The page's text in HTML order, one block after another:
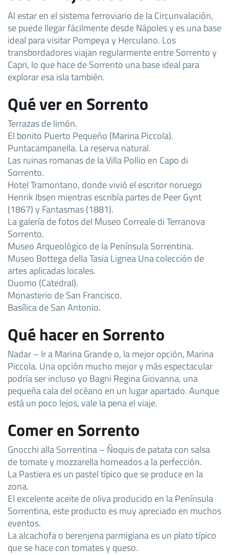
Al estar en el sistema ferroviario de la Circunvalación,
se puede llegar fácilmente desde Nápoles y es una base
ideal para visitar Pompeya y Herculano. Los
transbordadores viajan regularmente entre Sorrento y
Capri, lo que hace de Sorrento una base ideal para
explorar esa isla también.
Qué ver en Sorrento
Terrazas de limón.
El bonito Puerto Pequeño (Marina Piccola).
Puntacampanella. La reserva natural.
Las ruinas romanas de la Villa Pollio en Capo di
Sorrento.
Hotel Tramontano, donde vivió el escritor noruego
Henrik Ibsen mientras escribía partes de Peer Gynt
(1867) y Fantasmas (1881).
La galería de fotos del Museo Correale di Terranova
Sorrento.
Museo Arqueológico de la Península Sorrentina.
Museo Bottega della Tasia Lignea Una colección de
artes aplicadas locales.
Duomo (Catedral).
Monasterio de San Francisco.
Basílica de San Antonio.
Qué hacer en Sorrento
Nadar – Ir a Marina Grande o, la mejor opción, Marina
Piccola. Una opción mucho mejor y más espectacular
podría ser incluso yo Bagni Regina Giovanna, una
pequeña cala del océano en un lugar apartado. Aunque
está un poco lejos, vale la pena el viaje.
Comer en Sorrento
Gnocchi alla Sorrentina – Ñoquis de patata con salsa
de tomate y mozzarella horneados a la perfección.
La Pastiera es un pastel típico que se produce en la
zona.
El excelente aceite de oliva producido en la Península
Sorrentina, este producto es muy apreciado en muchos
eventos.
La alcachofa o berenjena parmigiana es un plato típico
que se hace con tomates y queso.